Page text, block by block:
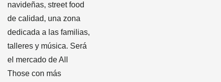
navideñas, street food
de calidad, una zona
dedicada a las familias,
talleres y música. Será
el mercado de All
Those con más